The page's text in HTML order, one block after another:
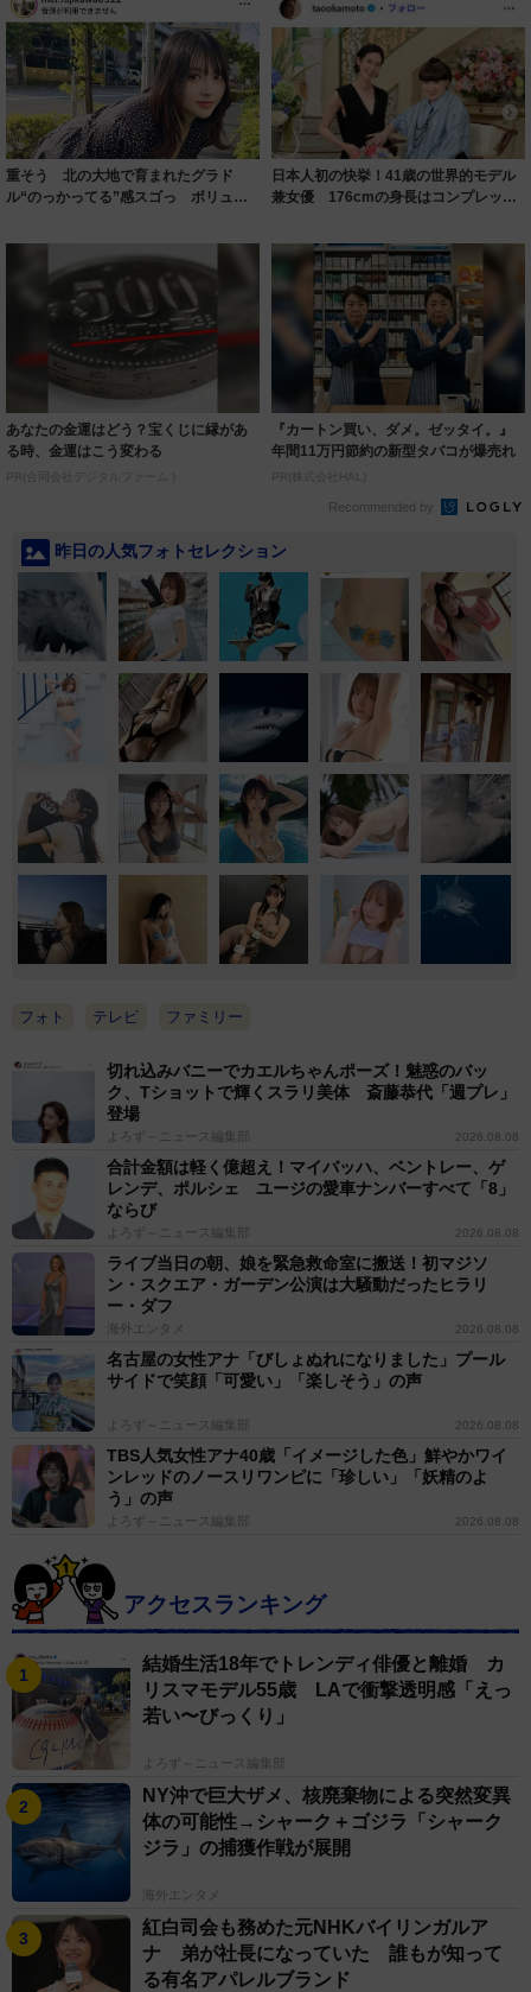
重そう 北の大地で育まれたグラド
ル“のっかってる”感スゴっ ボリュー
日本人初の快挙！41歳の世界的モデル
兼女優 176cmの身長はコンプレック
あなたの金運はどう？宝くじに縁があ
る時、金運はこう変わる
PR(合同会社デジタルファーム )
『カートン買い、ダメ。ゼッタイ。』
年間11万円節約の新型タバコが爆売れ
PR(株式会社HAL)
Recommended by
昨日の人気フォトセレクション
フォト テレビ ファミリー
切れ込みバニーでカエルちゃんポーズ！魅惑のバッ
ク、Tショットで輝くスラリ美体 斎藤恭代「週プレ」
登場
よろず～ニュース編集部 2026.08.08
合計金額は軽く億超え！マイバッハ、ベントレー、ゲ
レンデ、ポルシェ ユージの愛車ナンバーすべて「8」
ならび
よろず～ニュース編集部 2026.08.08
ライブ当日の朝、娘を緊急救命室に搬送！初マジソ
ン・スクエア・ガーデン公演は大騒動だったヒラリ
ー・ダフ
海外エンタメ 2026.08.08
名古屋の女性アナ「びしょぬれになりました」プール
サイドで笑顔「可愛い」「楽しそう」の声
よろず～ニュース編集部 2026.08.08
TBS人気女性アナ40歳「イメージした色」鮮やかワイ
ンレッドのノースリワンピに「珍しい」「妖精のよ
う」の声
よろず～ニュース編集部 2026.08.08
アクセスランキング
結婚生活18年でトレンディ俳優と離婚 カ
リスマモデル55歳 LAで衝撃透明感「えっ
若い〜びっくり」
よろず～ニュース編集部
NY沖で巨大ザメ、核廃棄物による突然変異
体の可能性→シャーク＋ゴジラ「シャーク
ジラ」の捕獲作戦が展開
海外エンタメ
紅白司会も務めた元NHKバイリンガルア
ナ 弟が社長になっていた 誰もが知って
る有名アパレルブランド